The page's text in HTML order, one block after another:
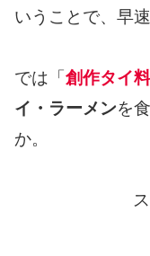
いうことで、早
では「 創作タイ
イ・ラーメンを
か。